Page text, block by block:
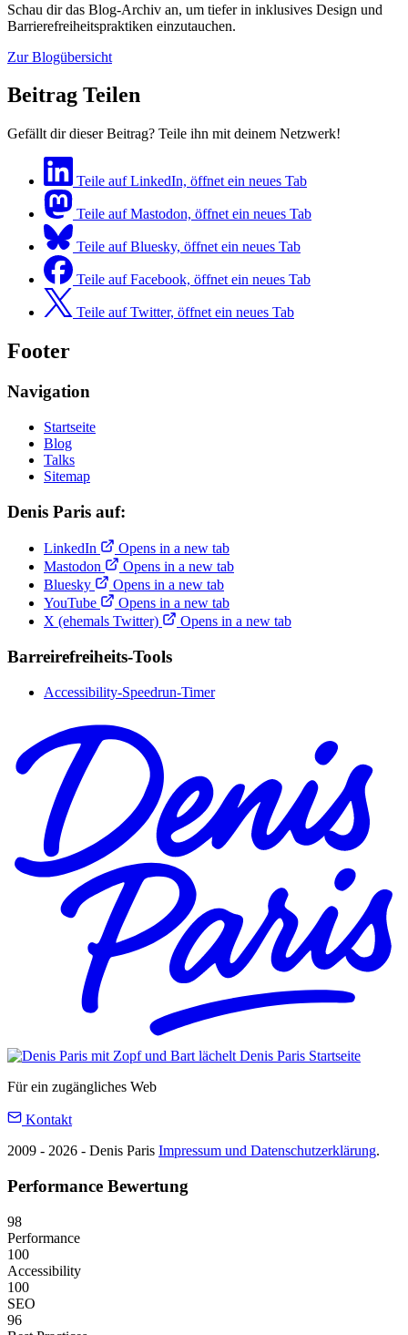
Schau dir das Blog-Archiv an, um tiefer in inklusives Design und
Barrierefreiheitspraktiken einzutauchen.
Zur Blogübersicht
Beitrag Teilen
Gefällt dir dieser Beitrag? Teile ihn mit deinem Netzwerk!
Teile auf LinkedIn, öffnet ein neues Tab
Teile auf Mastodon, öffnet ein neues Tab
Teile auf Bluesky, öffnet ein neues Tab
Teile auf Facebook, öffnet ein neues Tab
Teile auf Twitter, öffnet ein neues Tab
Footer
Navigation
Startseite
Blog
Talks
Sitemap
Denis Paris auf:
LinkedIn
Opens in a new tab
Mastodon
Opens in a new tab
Bluesky
Opens in a new tab
YouTube
Opens in a new tab
X (ehemals Twitter)
Opens in a new tab
Barreirefreiheits-Tools
Accessibility-Speedrun-Timer
Denis Paris Startseite
Für ein zugängliches Web
Kontakt
2009 - 2026 - Denis Paris Impressum und Datenschutzerklärung.
Performance Bewertung
98
Performance
100
Accessibility
100
SEO
96